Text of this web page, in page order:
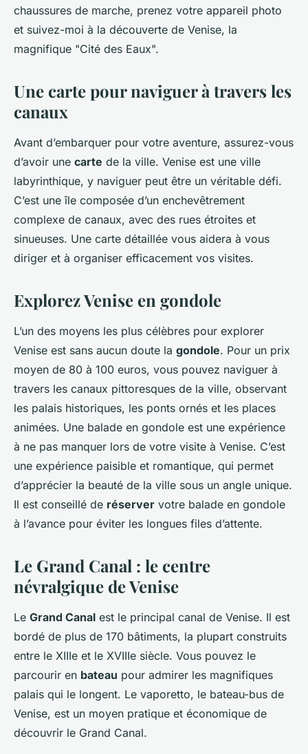
chaussures de marche, prenez votre appareil photo
et suivez-moi à la découverte de Venise, la
magnifique "Cité des Eaux".
Une carte pour naviguer à travers les
canaux
Avant d’embarquer pour votre aventure, assurez-vous
d’avoir une carte de la ville. Venise est une ville
labyrinthique, y naviguer peut être un véritable défi.
C’est une île composée d’un enchevêtrement
complexe de canaux, avec des rues étroites et
sinueuses. Une carte détaillée vous aidera à vous
diriger et à organiser efficacement vos visites.
Explorez Venise en gondole
L’un des moyens les plus célèbres pour explorer
Venise est sans aucun doute la gondole. Pour un prix
moyen de 80 à 100 euros, vous pouvez naviguer à
travers les canaux pittoresques de la ville, observant
les palais historiques, les ponts ornés et les places
animées. Une balade en gondole est une expérience
à ne pas manquer lors de votre visite à Venise. C’est
une expérience paisible et romantique, qui permet
d’apprécier la beauté de la ville sous un angle unique.
Il est conseillé de réserver votre balade en gondole
à l’avance pour éviter les longues files d’attente.
Le Grand Canal : le centre
névralgique de Venise
Le Grand Canal est le principal canal de Venise. Il est
bordé de plus de 170 bâtiments, la plupart construits
entre le XIIIe et le XVIIIe siècle. Vous pouvez le
parcourir en bateau pour admirer les magnifiques
palais qui le longent. Le vaporetto, le bateau-bus de
Venise, est un moyen pratique et économique de
découvrir le Grand Canal.